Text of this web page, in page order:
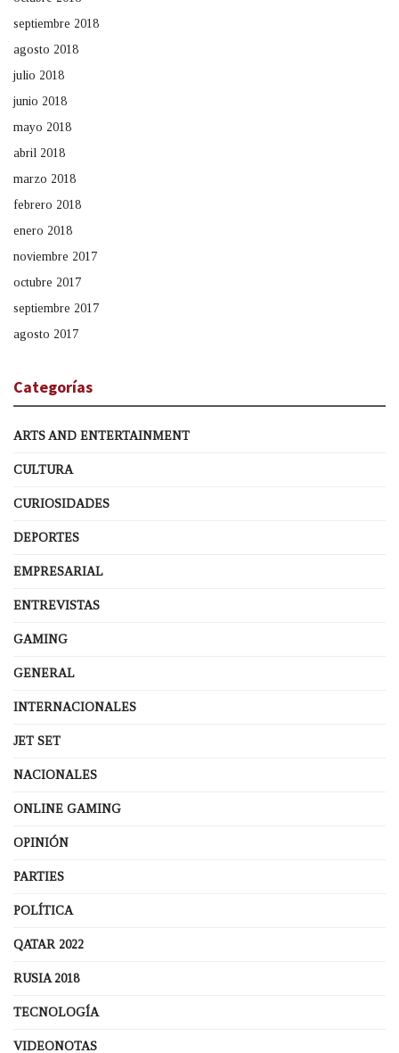
septiembre 2018
agosto 2018
julio 2018
junio 2018
mayo 2018
abril 2018
marzo 2018
febrero 2018
enero 2018
noviembre 2017
octubre 2017
septiembre 2017
agosto 2017
Categorías
ARTS AND ENTERTAINMENT
CULTURA
CURIOSIDADES
DEPORTES
EMPRESARIAL
ENTREVISTAS
GAMING
GENERAL
INTERNACIONALES
JET SET
NACIONALES
ONLINE GAMING
OPINIÓN
PARTIES
POLÍTICA
QATAR 2022
RUSIA 2018
TECNOLOGÍA
VIDEONOTAS